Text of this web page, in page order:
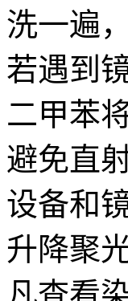
洗一遍
若遇到
二甲苯
避免直
设备和
升降聚